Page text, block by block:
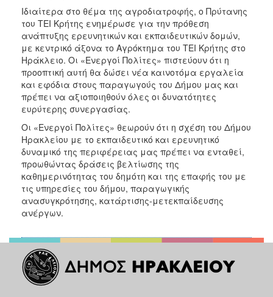
Ιδιαίτερα στο θέμα της αγροδιατροφής, ο Πρύτανης
του ΤΕΙ Κρήτης ενημέρωσε για την πρόθεση
ανάπτυξης ερευνητικών και εκπαιδευτικών δομών,
με κεντρικό άξονα το Αγρόκτημα του ΤΕΙ Κρήτης στο
Ηράκλειο. Οι «Ενεργοί Πολίτες» πιστεύουν ότι η
προοπτική αυτή θα δώσει νέα καινοτόμα εργαλεία
και εφόδια στους παραγωγούς του Δήμου μας και
πρέπει να αξιοποιηθούν όλες οι δυνατότητες
ευρύτερης συνεργασίας.
Οι «Ενεργοί Πολίτες» θεωρούν ότι η σχέση του Δήμου
Ηρακλείου με το εκπαιδευτικό και ερευνητικό
δυναμικό της περιφέρειας μας πρέπει να ενταθεί,
προωθώντας δράσεις βελτίωσης της
καθημερινότητας του δημότη και της επαφής του με
τις υπηρεσίες του δήμου, παραγωγικής
ανασυγκρότησης, κατάρτισης-μετεκπαίδευσης
ανέργων.